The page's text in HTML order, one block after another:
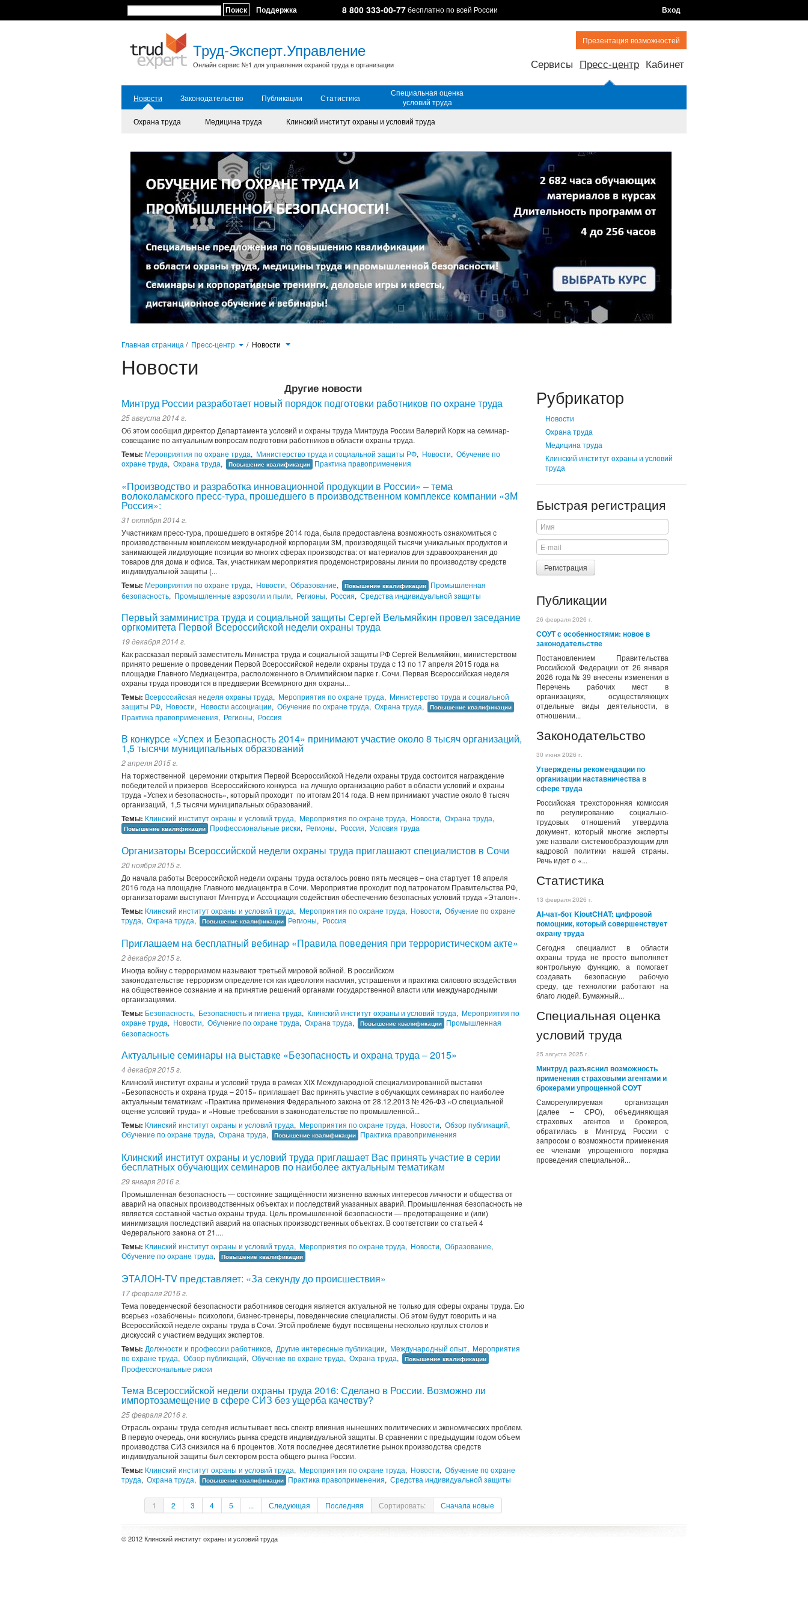
Поиск Поддержка 8 800 333-00-77бесплатно по всей России Вход
Труд-Эксперт.Управление
Онлайн сервис №1 для управления охраной труда в организации
Презентация возможностей
Сервисы Пресс-центр Кабинет
Новости Законодательство Публикации Статистика
Специальная оценка
условий труда
Охрана труда
Медицина труда Клинский институт охраны и условий труда
Главная страница / Пресс-центр / Новости
Новости
Рубрикатор
Новости
Охрана труда
Медицина труда
Клинский институт охраны и условий
труда
Быстрая регистрация
Регистрация
Публикации
26 февраля 2026 г.
СОУТ с особенностями: новое в
законодательстве
Постановлением Правительства
Российской Федерации от 26 января
2026 года № 39 внесены изменения в
Перечень рабочих мест в
организациях, осуществляющих
отдельные виды деятельности, в
отношении...
Законодательство
30 июня 2026 г.
Утверждены рекомендации по
организации наставничества в
сфере труда
Российская трехсторонняя комиссия
по регулированию социально-
трудовых отношений утвердила
документ, который многие эксперты
уже назвали системообразующим для
кадровой политики нашей страны.
Речь идет о «...
Статистика
13 февраля 2026 г.
AI-чат-бот KioutCHAT: цифровой
помощник, который совершенствует
охрану труда
Сегодня специалист в области
охраны труда не просто выполняет
контрольную функцию, а помогает
создавать безопасную рабочую
среду, где технологии работают на
благо людей. Бумажный...
Специальная оценка
условий труда
25 августа 2025 г.
Минтруд разъяснил возможность
применения страховыми агентами и
брокерами упрощенной СОУТ
Саморегулируемая организация
(далее – СРО), объединяющая
страховых агентов и брокеров,
обратилась в Минтруд России с
запросом о возможности применения
ее членами упрощенного порядка
проведения специальной...
Другие новости
Минтруд России разработает новый порядок подготовки работников по охране труда
25 августа 2014 г.
Об этом сообщил директор Департамента условий и охраны труда Минтруда России Валерий Корж на семинар-
совещание по актуальным вопросам подготовки работников в области охраны труда.
Темы: Мероприятия по охране труда, Министерство труда и социальной защиты РФ, Новости, Обучение по
охране труда, Охрана труда, Повышение квалификации Практика правоприменения
«Производство и разработка инновационной продукции в России» – тема
волоколамского пресс-тура, прошедшего в производственном комплексе компании «3М
Россия»:
31 октября 2014 г.
Участникам пресс-тура, прошедшего в октябре 2014 года, была предоставлена возможность ознакомиться с
производственным комплексом международной корпорации 3М, производящей тысячи уникальных продуктов и
занимающей лидирующие позиции во многих сферах производства: от материалов для здравоохранения до
товаров для дома и офиса. Так, участникам мероприятия продемонстрированы линии по производству средств
индивидуальной защиты (...
Темы: Мероприятия по охране труда, Новости, Образование, Повышение квалификации Промышленная
безопасность, Промышленные аэрозоли и пыли, Регионы, Россия, Средства индивидуальной защиты
Первый замминистра труда и социальной защиты Сергей Вельмяйкин провел заседание
оргкомитета Первой Всероссийской недели охраны труда
19 декабря 2014 г.
Как рассказал первый заместитель Министра труда и социальной защиты РФ Сергей Вельмяйкин, министерством
принято решение о проведении Первой Всероссийской недели охраны труда с 13 по 17 апреля 2015 года на
площадке Главного Медиацентра, расположенного в Олимпийском парке г. Сочи. Первая Всероссийская неделя
охраны труда проводится в преддверии Всемирного дня охраны...
Темы: Всероссийская неделя охраны труда, Мероприятия по охране труда, Министерство труда и социальной
защиты РФ, Новости, Новости ассоциации, Обучение по охране труда, Охрана труда, Повышение квалификации
Практика правоприменения, Регионы, Россия
В конкурсе «Успех и Безопасность 2014» принимают участие около 8 тысяч организаций,
1,5 тысячи муниципальных образований
2 апреля 2015 г.
На торжественной церемонии открытия Первой Всероссийской Недели охраны труда состоится награждение
победителей и призеров Всероссийского конкурса на лучшую организацию работ в области условий и охраны
труда «Успех и безопасность», который проходит по итогам 2014 года. В нем принимают участие около 8 тысяч
организаций, 1,5 тысячи муниципальных образований.
Темы: Клинский институт охраны и условий труда, Мероприятия по охране труда, Новости, Охрана труда,
Повышение квалификации Профессиональные риски, Регионы, Россия, Условия труда
Организаторы Всероссийской недели охраны труда приглашают специалистов в Сочи
20 ноября 2015 г.
До начала работы Всероссийской недели охраны труда осталось ровно пять месяцев – она стартует 18 апреля
2016 года на площадке Главного медиацентра в Сочи. Мероприятие проходит под патронатом Правительства РФ,
организаторами выступают Минтруд и Ассоциация содействия обеспечению безопасных условий труда «Эталон».
Темы: Клинский институт охраны и условий труда, Мероприятия по охране труда, Новости, Обучение по охране
труда, Охрана труда, Повышение квалификации Регионы, Россия
Приглашаем на бесплатный вебинар «Правила поведения при террористическом акте»
2 декабря 2015 г.
Иногда войну с терроризмом называют третьей мировой войной. В российском
законодательстве терроризм определяется как идеология насилия, устрашения и практика силового воздействия
на общественное сознание и на принятие решений органами государственной власти или международными
организациями.
Темы: Безопасность, Безопасность и гигиена труда, Клинский институт охраны и условий труда, Мероприятия по
охране труда, Новости, Обучение по охране труда, Охрана труда, Повышение квалификации Промышленная
безопасность
Актуальные семинары на выставке «Безопасность и охрана труда – 2015»
4 декабря 2015 г.
Клинский институт охраны и условий труда в рамках XIX Международной специализированной выставки
«Безопасность и охрана труда – 2015» приглашает Вас принять участие в обучающих семинарах по наиболее
актуальным тематикам: «Практика применения Федерального закона от 28.12.2013 № 426-ФЗ «О специальной
оценке условий труда» и «Новые требования в законодательстве по промышленной...
Темы: Клинский институт охраны и условий труда, Мероприятия по охране труда, Новости, Обзор публикаций,
Обучение по охране труда, Охрана труда, Повышение квалификации Практика правоприменения
Клинский институт охраны и условий труда приглашает Вас принять участие в серии
бесплатных обучающих семинаров по наиболее актуальным тематикам
29 января 2016 г.
Промышленная безопасность — состояние защищённости жизненно важных интересов личности и общества от
аварий на опасных производственных объектах и последствий указанных аварий. Промышленная безопасность не
является составной частью охраны труда. Цель промышленной безопасности — предотвращение и (или)
минимизация последствий аварий на опасных производственных объектах. В соответствии со статьей 4
Федерального закона от 21....
Темы: Клинский институт охраны и условий труда, Мероприятия по охране труда, Новости, Образование,
Обучение по охране труда, Повышение квалификации
ЭТАЛОН-TV представляет: «За секунду до происшествия»
17 февраля 2016 г.
Тема поведенческой безопасности работников сегодня является актуальной не только для сферы охраны труда. Ею
всерьез «озабочены» психологи, бизнес-тренеры, поведенческие специалисты. Об этом будут говорить и на
Всероссийской неделе охраны труда в Сочи. Этой проблеме будут посвящены несколько круглых столов и
дискуссий с участием ведущих экспертов.
Темы: Должности и профессии работников, Другие интересные публикации, Международный опыт, Мероприятия
по охране труда, Обзор публикаций, Обучение по охране труда, Охрана труда, Повышение квалификации
Профессиональные риски
Тема Всероссийской недели охраны труда 2016: Сделано в России. Возможно ли
импортозамещение в сфере СИЗ без ущерба качеству?
25 февраля 2016 г.
Отрасль охраны труда сегодня испытывает весь спектр влияния нынешних политических и экономических проблем.
В первую очередь, они коснулись рынка средств индивидуальной защиты. В сравнении с предыдущим годом объем
производства СИЗ снизился на 6 процентов. Хотя последнее десятилетие рынок производства средств
индивидуальной защиты был сектором роста общего рынка России.
Темы: Клинский институт охраны и условий труда, Мероприятия по охране труда, Новости, Обучение по охране
труда, Охрана труда, Повышение квалификации Практика правоприменения, Средства индивидуальной защиты
1 2 3 4 5 ... Следующая Последняя Сортировать: Сначала новые
© 2012 Клинский институт охраны и условий труда